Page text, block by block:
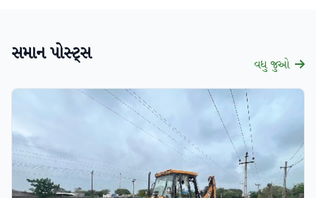
સમાન પોસ્ટ્સ વધુ જુઓ